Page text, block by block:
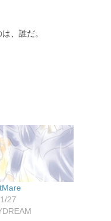
、誰だ。
27